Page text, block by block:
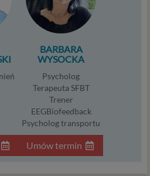
BARBARA
WYSOCKA
Psycholog
Terapeuta SFBT
Trener
EEGBiofeedback
Psycholog transportu
Umów termin
niezbędnych do jego
podanych przez Ciebie w
Bez tej możliwości nie bylibyśmy
usługi, a Ty nie mógłbyś z niej
do celów wynikających
interesów realizowanych
lub przez stronę trzecią. Ta
danych dotyczy
przetwarzanie jest
na nasze usprawiedliwione
między innymi konieczność